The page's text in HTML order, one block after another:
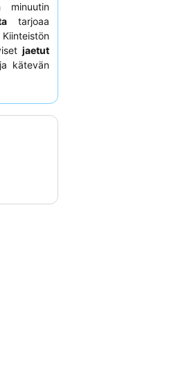
minuutin
tarjoaa
jaetut
kätevän
olevia